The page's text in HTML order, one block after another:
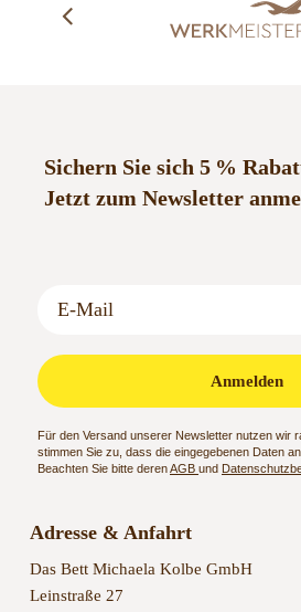
Sichern Sie sich 5 %
Jetzt zum Newsletter
stimmen Sie zu, dass die eingegebenen Daten
Beachten Sie bitte derenAGBund
Adresse & Anfahrt